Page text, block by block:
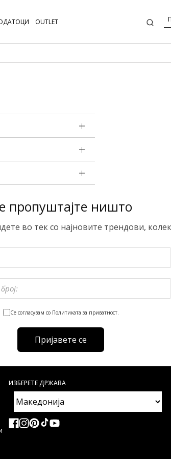
OUTLET
пропуштајте ништо
во тек со најновите трендови,
Се согласувам со Политиката за приватност.
Пријавете се
ИЗБЕРЕТЕ ДРЖАВА